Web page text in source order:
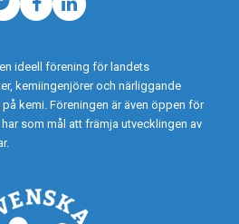
TwitterFacebook
LinkedIn
ideell förening för landets
kemiingenjörer och närliggande
kemi. Föreningen är även öppen för
som mål att främja utvecklingen av